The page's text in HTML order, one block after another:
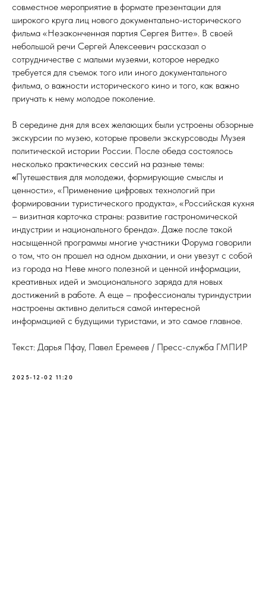
совместное мероприятие в формате презентации для
широкого круга лиц нового документально-исторического
фильма «Незаконченная партия Сергея Витте». В своей
небольшой речи Сергей Алексеевич рассказал о
сотрудничестве с малыми музеями, которое нередко
требуется для съемок того или иного документального
фильма, о важности исторического кино и того, как важно
приучать к нему молодое поколение.
В середине дня для всех желающих были устроены обзорные
экскурсии по музею, которые провели экскурсоводы Музея
политической истории России. После обеда состоялось
несколько практических сессий на разные темы:
«Путешествия для молодежи, формирующие смыслы и
ценности», «Применение цифровых технологий при
формировании туристического продукта», «Российская кухня
– визитная карточка страны: развитие гастрономической
индустрии и национального бренда». Даже после такой
насыщенной программы многие участники Форума говорили
о том, что он прошел на одном дыхании, и они увезут с собой
из города на Неве много полезной и ценной информации,
креативных идей и эмоционального заряда для новых
достижений в работе. А еще – профессионалы туриндустрии
настроены активно делиться самой интересной
информацией с будущими туристами, и это самое главное.
Текст: Дарья Пфау, Павел Еремеев / Пресс-служба ГМПИР
2025-12-02 11:20